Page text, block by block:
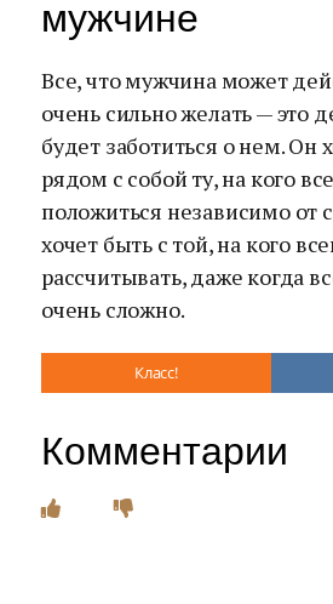
мужчине
Все, что мужчина может
очень сильно желать — это
будет заботиться о нем. Он
рядом с собой ту, на кого
положиться независимо от
хочет быть с той, на кого
рассчитывать, даже когда
очень сложно.
Класс!
Комментарии